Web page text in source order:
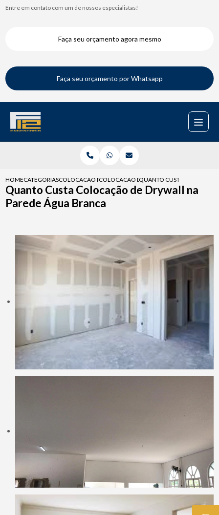
Entre em contato com um de nossos especialistas!
Faça seu orçamento agora mesmo
Faça seu orçamento por Whatsapp
HOMECATEGORIASCOLOCACAO PARA DRYWALLCOLOCACAO DE DRYWALL PAREDE
QUANTO CUSTA
Quanto Custa Colocação de Drywall na
Parede Água Branca